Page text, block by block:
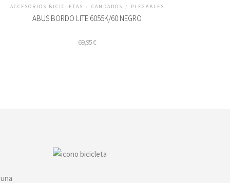
ACCESORIOS BICICLETAS / CANDADOS / PLEGABLES
ABUS BORDO LITE 6055K/60 NEGRO
69,95€